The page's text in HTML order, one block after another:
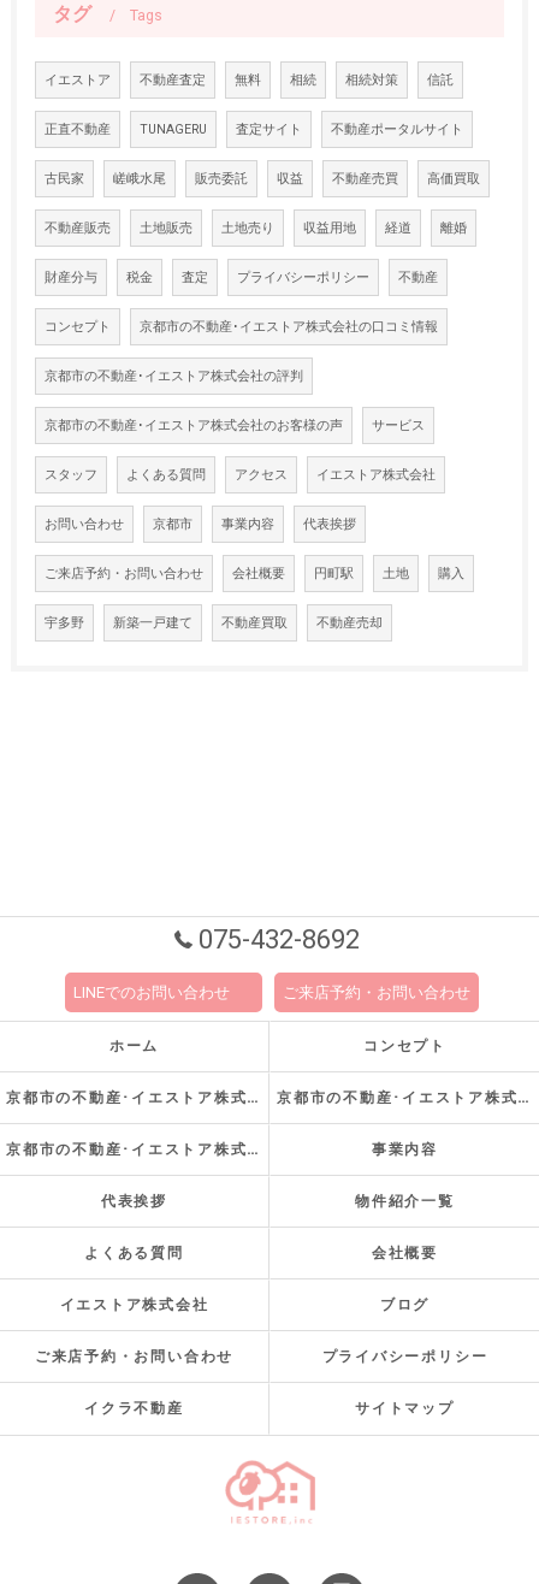
タグ Tags
イエストア 不動産査定 無料 相続 相続対策 信託
正直不動産 TUNAGERU 査定サイト 不動産ポータルサイト
古民家 嵯峨水尾 販売委託 収益 不動産売買 高価買取
不動産販売 土地販売 土地売り 収益用地 経道 離婚
財産分与 税金 査定 プライバシーポリシー 不動産
コンセプト 京都市の不動産･イエストア株式会社の口コミ情報
京都市の不動産･イエストア株式会社の評判
京都市の不動産･イエストア株式会社のお客様の声 サービス
スタッフ よくある質問 アクセス イエストア株式会社
お問い合わせ 京都市 事業内容 代表挨拶
ご来店予約・お問い合わせ 会社概要 円町駅 土地 購入
宇多野 新築一戸建て 不動産買取 不動産売却
075-432-8692
LINEでのお問い合わせ ご来店予約・お問い合わせ
ホーム コンセプト
京都市の不動産･イエストア株式会社の口コミ情報 京都市の不動産･イエストア株式会社の評判
京都市の不動産･イエストア株式会社のお客様の声 事業内容
代表挨拶 物件紹介一覧
よくある質問 会社概要
イエストア株式会社 ブログ
ご来店予約・お問い合わせ プライバシーポリシー
イクラ不動産 サイトマップ